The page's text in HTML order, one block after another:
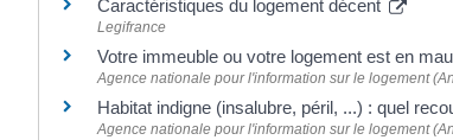
Caractéristiques du logement décent
Legifrance
Votre immeuble ou votre logement est en
Agence nationale pour l'information sur le logement
Habitat indigne (insalubre, péril, ...) : quel
Agence nationale pour l'information sur le logement